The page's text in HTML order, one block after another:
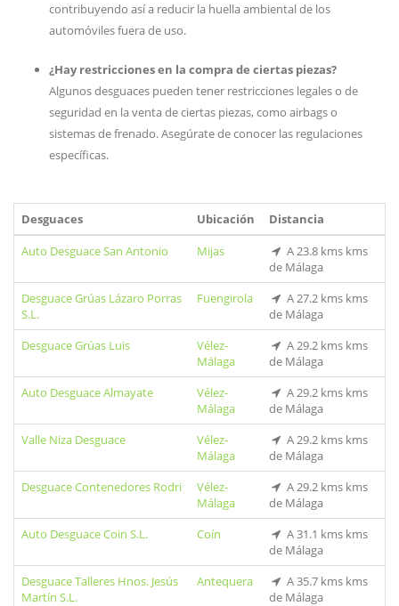
contribuyendo así a reducir la huella ambiental de los
automóviles fuera de uso.
¿Hay restricciones en la compra de ciertas piezas?
Algunos desguaces pueden tener restricciones legales o de
seguridad en la venta de ciertas piezas, como airbags o
sistemas de frenado. Asegúrate de conocer las regulaciones
específicas.
Desguaces Ubicación
Distancia
Auto Desguace San Antonio
Mijas
A 23.8 kms kms
de Málaga
Desguace Grúas Lázaro Porras
S.L.
Fuengirola
A 27.2 kms kms
de Málaga
Desguace Grúas Luis
Vélez-
Málaga
A 29.2 kms kms
de Málaga
Auto Desguace Almayate
Vélez-
Málaga
A 29.2 kms kms
de Málaga
Valle Niza Desguace
Vélez-
Málaga
A 29.2 kms kms
de Málaga
Desguace Contenedores Rodri
Vélez-
Málaga
A 29.2 kms kms
de Málaga
Auto Desguace Coin S.L.
Coín
A 31.1 kms kms
de Málaga
Desguace Talleres Hnos. Jesús
Martín S.L.
Antequera
A 35.7 kms kms
de Málaga